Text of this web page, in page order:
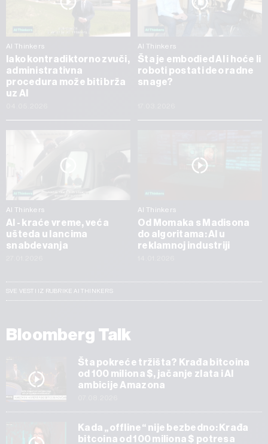
AI Thinkers
Iako kontradiktorno zvuči,
administrativna
procedura može biti brža
uz AI
AI Thinkers
Šta je embodied AI i hoće li
roboti postati deo radne
snage?
AI Thinkers
AI - kraće vreme, veća
ušteda u lancima
snabdevanja
AI Thinkers
Od Momaka s Madisona
do algoritama: AI u
reklamnoj industriji
SVE VESTI IZ RUBRIKE AI THINKERS
Bloomberg Talk
Šta pokreće tržišta? Krađa bitcoina
od 100 miliona $, jačanje zlata i AI
ambicije Amazona
Kada „offline“ nije bezbedno: Krađa
bitcoina od 100 miliona $ potresa